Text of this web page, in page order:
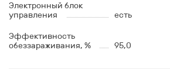
Электронный блок
управления
есть
Эффективность
обеззараживания, %
95,0